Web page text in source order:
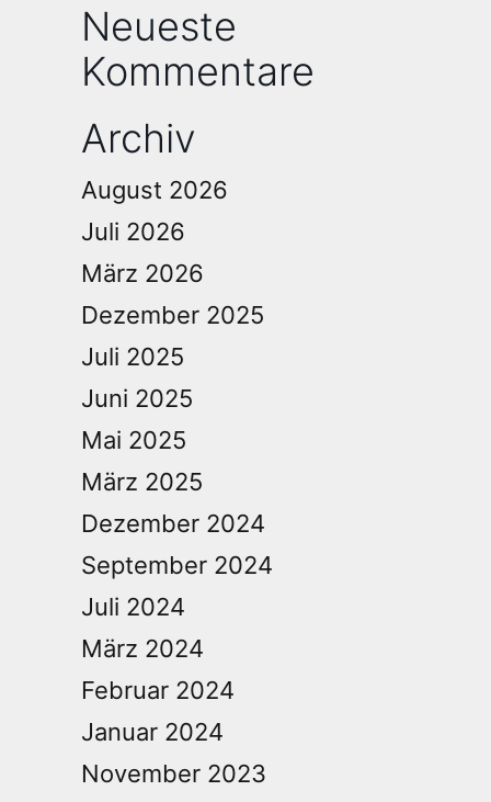
Neueste
Kommentare
Archiv
August 2026
Juli 2026
März 2026
Dezember 2025
Juli 2025
Juni 2025
Mai 2025
März 2025
Dezember 2024
September 2024
Juli 2024
März 2024
Februar 2024
Januar 2024
November 2023